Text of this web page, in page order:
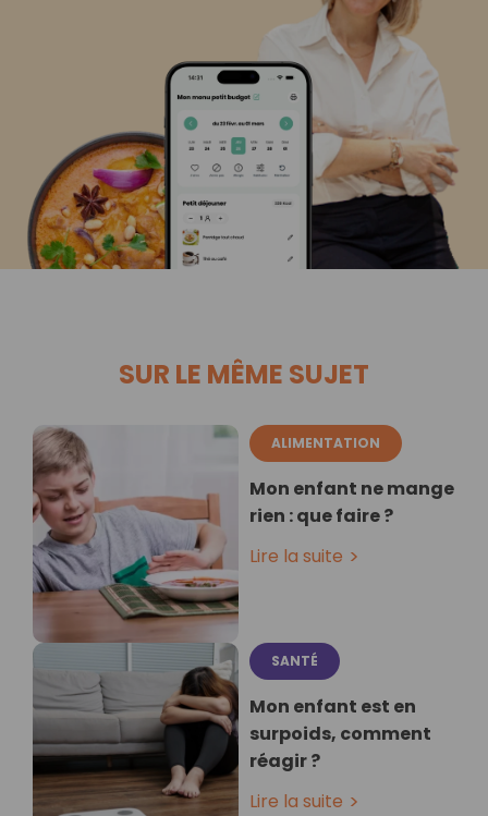
SUR LE MÊME SUJET
ALIMENTATION
Mon enfant ne mange
rien : que faire ?
Lire la suite
SANTÉ
Mon enfant est en
surpoids, comment
réagir ?
Lire la suite